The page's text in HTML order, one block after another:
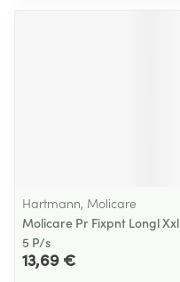
Hartmann, Molicare
Molicare Pr Fixpnt Longl Xxl
5 P/s
13,69 €